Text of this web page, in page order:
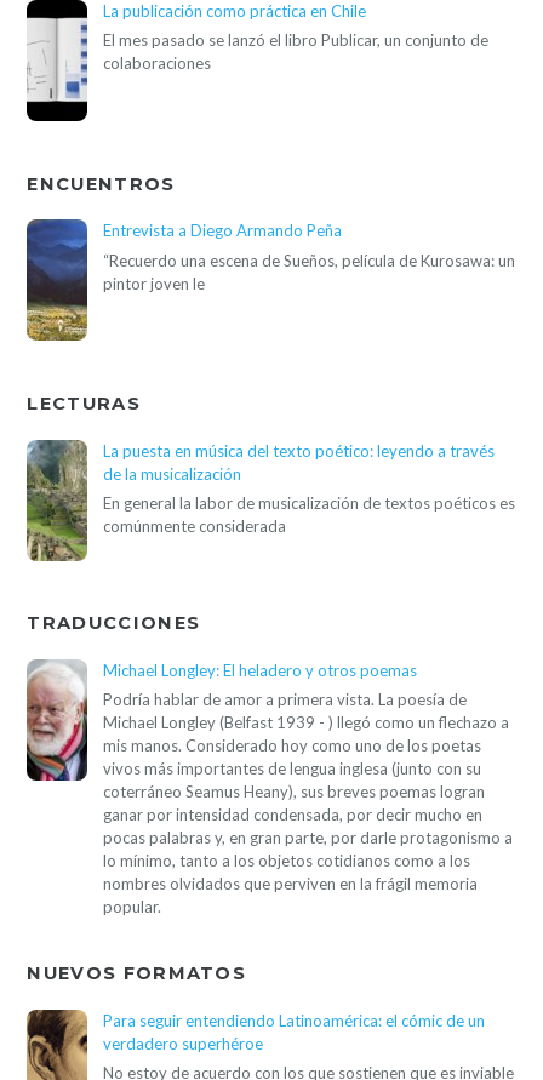
La publicación como práctica en Chile
El mes pasado se lanzó el libro Publicar, un conjunto de
colaboraciones
ENCUENTROS
Entrevista a Diego Armando Peña
“Recuerdo una escena de Sueños, película de Kurosawa: un
pintor joven le
LECTURAS
La puesta en música del texto poético: leyendo a través
de la musicalización
En general la labor de musicalización de textos poéticos es
comúnmente considerada
TRADUCCIONES
Michael Longley: El heladero y otros poemas
Podría hablar de amor a primera vista. La poesía de
Michael Longley (Belfast 1939 - ) llegó como un flechazo a
mis manos. Considerado hoy como uno de los poetas
vivos más importantes de lengua inglesa (junto con su
coterráneo Seamus Heany), sus breves poemas logran
ganar por intensidad condensada, por decir mucho en
pocas palabras y, en gran parte, por darle protagonismo a
lo mínimo, tanto a los objetos cotidianos como a los
nombres olvidados que perviven en la frágil memoria
popular.
NUEVOS FORMATOS
Para seguir entendiendo Latinoamérica: el cómic de un
verdadero superhéroe
No estoy de acuerdo con los que sostienen que es inviable